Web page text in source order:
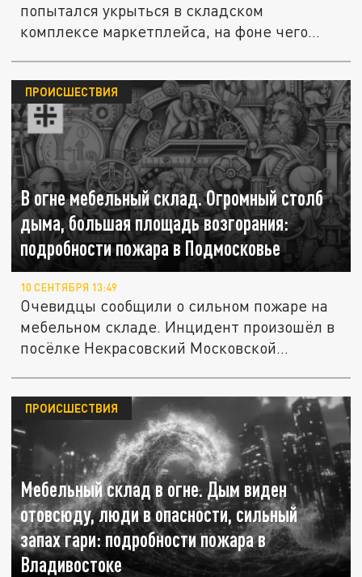
попытался укрыться в складском
комплексе маркетплейса, на фоне чего
В огне мебельный склад. Огромный столб
дыма, большая площадь возгорания:
подробности пожара в Подмосковье
ПРОИСШЕСТВИЯ
10 СЕНТЯБРЯ 13:49
Очевидцы сообщили о сильном пожаре на
мебельном складе. Инцидент произошёл в
посёлке Некрасовский Московской...
Мебельный склад в огне. Дым виден
отовсюду, люди в опасности, сильный
запах гари: подробности пожара в
Владивостоке
ПРОИСШЕСТВИЯ